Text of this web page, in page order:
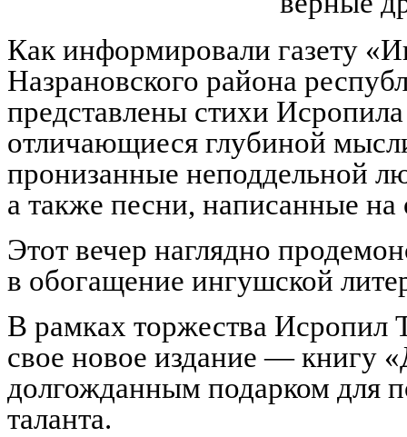
Как информировали газету
Назрановского района
представлены стихи
отличающиеся глубиной
пронизанные неподдельной
а также песни, написанные на
Этот вечер наглядно
в обогащение ингушской
В рамках торжества Исропил
свое новое издание — книгу
долгожданным подарком для
таланта.